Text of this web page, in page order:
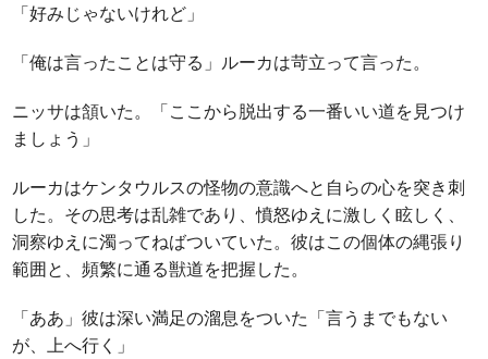
「好みじゃないけれど」
「俺は言ったことは守る」ルーカは苛立って言った。
ニッサは頷いた。「ここから脱出する一番いい道を見つけ
ましょう」
ルーカはケンタウルスの怪物の意識へと自らの心を突き刺
した。その思考は乱雑であり、憤怒ゆえに激しく眩しく、
洞察ゆえに濁ってねばついていた。彼はこの個体の縄張り
範囲と、頻繁に通る獣道を把握した。
「ああ」彼は深い満足の溜息をついた「言うまでもない
が、上へ行く」